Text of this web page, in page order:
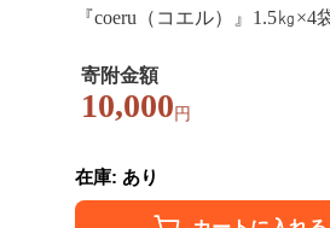
『coeru（コエル）』1.5㎏×4
寄附金額
10,000 円
在庫: あり